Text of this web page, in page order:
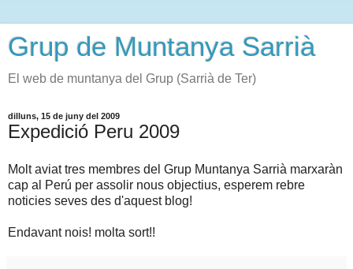
Grup de Muntanya Sarrià
El web de muntanya del Grup (Sarrià de Ter)
dilluns, 15 de juny del 2009
Expedició Peru 2009
Molt aviat tres membres del Grup Muntanya Sarrià marxaràn
cap al Perú per assolir nous objectius, esperem rebre
noticies seves des d'aquest blog!
Endavant nois! molta sort!!